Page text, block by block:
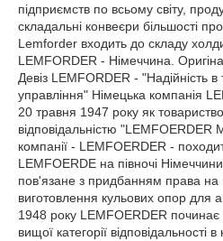
підприємств по всьому світу,
складальні конвеєри більшості
Lemforder входить до складу
LEMFORDER - Німеччина.
Девіз LEMFORDER - "Надійність в
управління" Німецька компанія
20 травня 1947 року як
відповідальністю "LEMFOERDER
компанії - LEMFOERDER -
LEMFOERDE на півночі
пов'язане з придбанням права на
виготовлення кульових опор для
1948 року LEMFOERDER починає
вищої категорії відповідальності